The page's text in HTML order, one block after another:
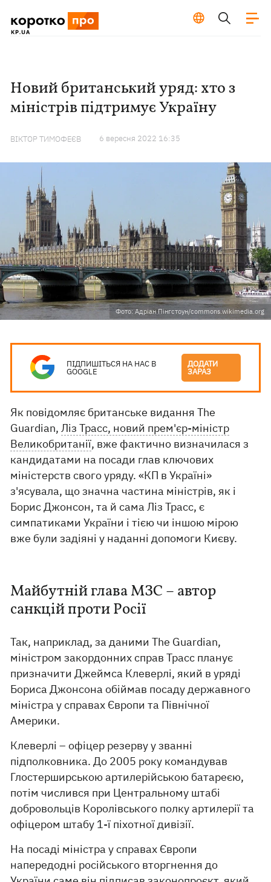
Новий британський уряд: хто з
міністрів підтримує Україну
ВІКТОР ТИМОФЕЄВ 6 вересня 2022 16:35
Фото: Адріан Пінгстоун/commons.wikimedia.org
ПІДПИШІТЬСЯ НА НАС В
GOOGLE
ДОДАТИ
ЗАРАЗ
Як повідомляє британське видання The
Guardian,Ліз Трасс, новий прем'єр-міністр
Великобританії, вже фактично визначилася з
кандидатами на посади глав ключових
міністерств свого уряду. «КП в Україні»
з'ясувала, що значна частина міністрів, як і
Борис Джонсон, та й сама Ліз Трасс, є
симпатиками України і тією чи іншою мірою
вже були задіяні у наданні допомоги Києву.
Майбутній глава МЗС – автор
санкцій проти Росії
Так, наприклад, за даними The Guardian,
міністром закордонних справ Трасс планує
призначити Джеймса Клеверлі, який в уряді
Бориса Джонсона обіймав посаду державного
міністра у справах Європи та Північної
Америки.
Клеверлі – офіцер резерву у званні
підполковника. До 2005 року командував
Глостерширською артилерійською батареєю,
потім числився при Центральному штабі
добровольців Королівського полку артилерії та
офіцером штабу 1-ї піхотної дивізії.
На посаді міністра у справах Європи
напередодні російського вторгнення до